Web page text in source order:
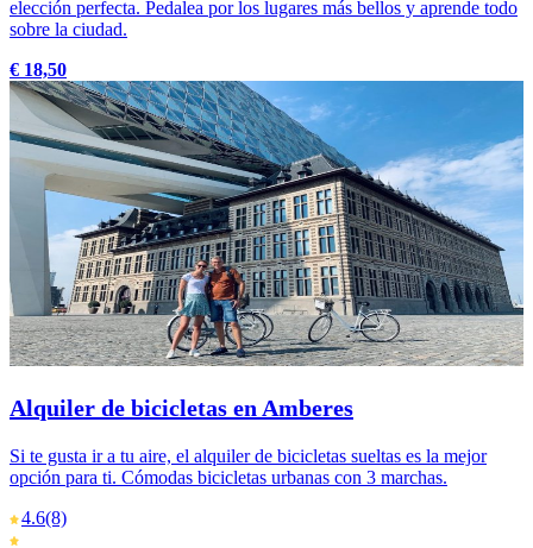
elección perfecta. Pedalea por los lugares más bellos y aprende todo
sobre la ciudad.
€ 18,50
Alquiler de bicicletas en Amberes
Si te gusta ir a tu aire, el alquiler de bicicletas sueltas es la mejor
opción para ti. Cómodas bicicletas urbanas con 3 marchas.
4.6(8)